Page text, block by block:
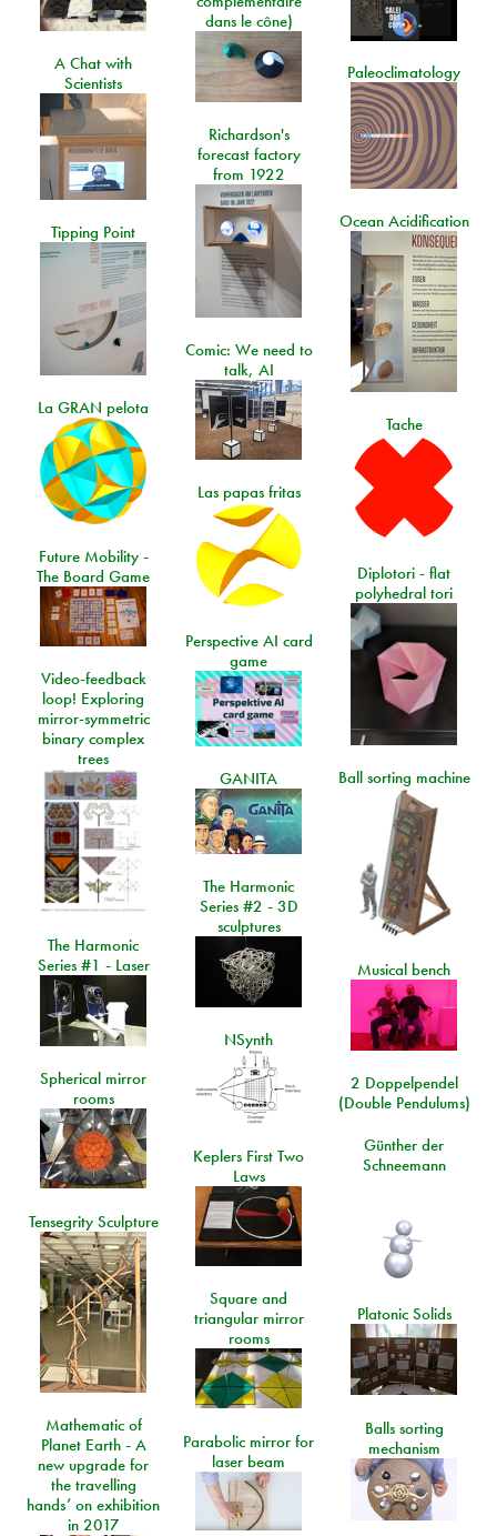
dans le cône)
A Chat with
Scientists
Paleoclimatology
Richardson's
forecast factory
from 1922
Ocean Acidification
Tipping Point
Comic: We need to
talk, AI
La GRAN pelota
Tache
Las papas fritas
Future Mobility -
The Board Game
Diplotori - flat
polyhedral tori
Perspective AI card
game
Video-feedback
loop! Exploring
mirror-symmetric
binary complex
trees
Ball sorting machine
GANITA
The Harmonic
Series #2 - 3D
sculptures
The Harmonic
Series #1 - Laser
Musical bench
NSynth
Spherical mirror
rooms
2 Doppelpendel
(Double Pendulums)
Günther der
Schneemann
Keplers First Two
Laws
Tensegrity Sculpture
Square and
triangular mirror
rooms
Platonic Solids
Mathematic of
Planet Earth - A
new upgrade for
the travelling
hands’ on exhibition
in 2017
Balls sorting
mechanism
Parabolic mirror for
laser beam